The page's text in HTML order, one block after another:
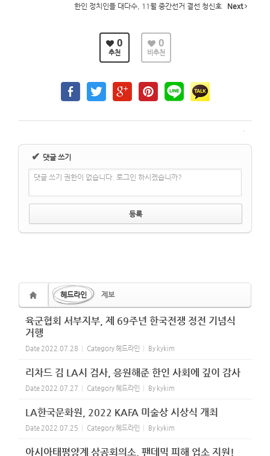
한인 정치인들 대다수, 11월 중간선거 결선 청신호 Next
0
추천
0
비추천
✔ 댓글 쓰기
댓글 쓰기 권한이 없습니다. 로그인 하시겠습니까?
헤드라인 제보
육군협회 서부지부, 제 69주년 한국전쟁 정전 기념식
거행
Date 2022.07.28 Category헤드라인 By kykim
리차드 김 LA시 검사, 응원해준 한인 사회에 깊이 감사
Date 2022.07.27 Category헤드라인 By kykim
LA한국문화원, 2022 KAFA 미술상 시상식 개최
Date 2022.07.25 Category헤드라인 By kykim
아시아태평양계 상공회의소, 팬데믹 피해 업소 지원!